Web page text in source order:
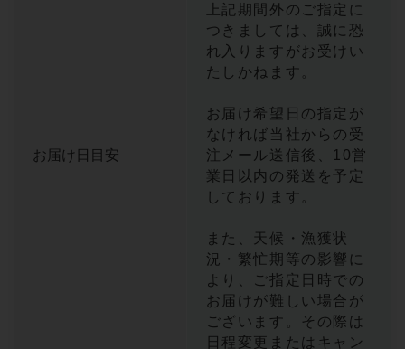
お届け日目安
上記期間外のご指定に
つきましては、誠に恐
れ入りますがお受けい
たしかねます。
お届け希望日の指定が
なければ当社からの受
注メール送信後、10営
業日以内の発送を予定
しております。
また、天候・漁獲状
況・繁忙期等の影響に
より、ご指定日時での
お届けが難しい場合が
ございます。その際は
日程変更またはキャン